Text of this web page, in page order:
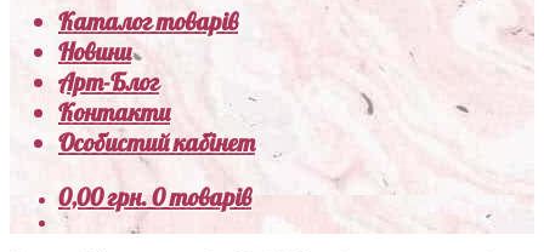
Каталог товарів
Новини
Арт-Блог
Контакти
Особистий кабінет
0,00грн.0 товарів